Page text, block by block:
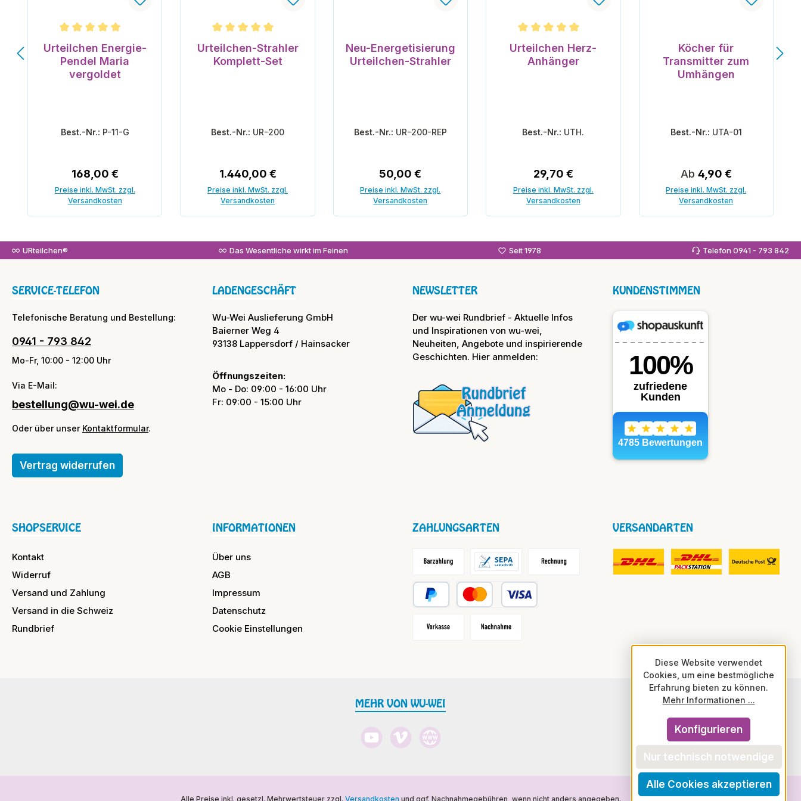
Durchschnittliche Bewertung von 5 von 5 Sternen
Urteilchen Energie-
Pendel Maria
vergoldet
Best.-Nr.: P-11-G
Regulärer Preis:
168,00 €
Preise inkl. MwSt. zzgl.
Versandkosten
Durchschnittliche Bewertung von 5 von 5 Sternen
Urteilchen-Strahler
Komplett-Set
Best.-Nr.: UR-200
Regulärer Preis:
1.440,00 €
Preise inkl. MwSt. zzgl.
Versandkosten
Neu-Energetisierung
Urteilchen-Strahler
Best.-Nr.: UR-200-REP
Regulärer Preis:
50,00 €
Preise inkl. MwSt. zzgl.
Versandkosten
Durchschnittliche Bewertung von 5 von 5 Sternen
Urteilchen Herz-
Anhänger
Best.-Nr.: UTH.
Regulärer Preis:
29,70 €
Preise inkl. MwSt. zzgl.
Versandkosten
Köcher für
Transmitter zum
Umhängen
Best.-Nr.: UTA-01
Regulärer Preis:
Ab 4,90 €
Preise inkl. MwSt. zzgl.
Versandkosten
URteilchen® Das Wesentliche wirkt im Feinen Seit 1978 Telefon 0941 - 793 842
SERVICE-TELEFON
Telefonische Beratung und Bestellung:
0941 - 793 842
Mo-Fr, 10:00 - 12:00 Uhr
Via E-Mail:
bestellung@wu-wei.de
Oder über unser Kontaktformular.
Vertrag widerrufen
SHOPSERVICE
Kontakt
Widerruf
Versand und Zahlung
Versand in die Schweiz
Rundbrief
INFORMATIONEN
Über uns
AGB
Impressum
Datenschutz
Cookie Einstellungen
NEWSLETTER
Der wu-wei Rundbrief - Aktuelle Infos
und Inspirationen von wu-wei,
Neuheiten, Angebote und inspirierende
Geschichten. Hier anmelden:
KUNDENSTIMMEN
LADENGESCHÄFT
Wu-Wei Auslieferung GmbH
Baierner Weg 4
93138 Lappersdorf / Hainsacker
Öffnungszeiten:
Mo - Do: 09:00 - 16:00 Uhr
Fr: 09:00 - 15:00 Uhr
ZAHLUNGSARTEN
Lastschrift Rechnung
Barzahlung / Versandkostenfrei
VERSANDARTEN
MEHR VON WU-WEI
YouTube Vimeo Website
Alle Preise inkl. gesetzl. Mehrwertsteuer zzgl. Versandkosten und ggf. Nachnahmegebühren, wenn nicht anders angegeben.
Diese Website verwendet
Cookies, um eine bestmögliche
Erfahrung bieten zu können.
Mehr Informationen ...
Nur technisch notwendige
Konfigurieren
Alle Cookies akzeptieren